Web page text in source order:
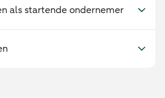
als startende ondernemer